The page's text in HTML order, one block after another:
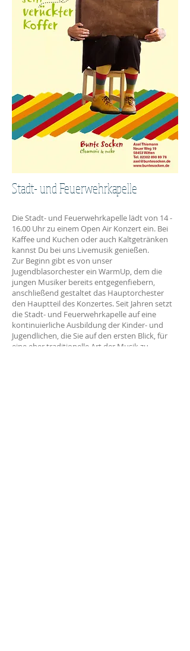
Stadt- und Feuerwehrkapelle
Die Stadt- und Feuerwehrkapelle lädt von 14 -
16.00 Uhr zu einem Open Air Konzert ein. Bei
Kaffee und Kuchen oder auch Kaltgetränken
kannst Du bei uns Livemusik genießen.
Zur Beginn gibt es von unser
Jugendblasorchester ein WarmUp, dem die
jungen Musiker bereits entgegenfiebern,
anschließend gestaltet das Hauptorchester
den Hauptteil des Konzertes. Seit Jahren setzt
die Stadt- und Feuerwehrkapelle auf eine
kontinuierliche Ausbildung der Kinder- und
Jugendlichen, die Sie auf den ersten Blick, für
eine eher traditionelle Art der Musik zu